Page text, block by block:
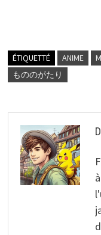
ÉTIQUETTÉ ANIME
もののがたり